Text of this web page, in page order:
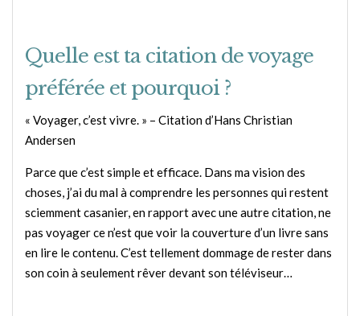
Quelle est ta citation de voyage
préférée et pourquoi ?
« Voyager, c’est vivre. » – Citation d’Hans Christian
Andersen
Parce que c’est simple et efficace. Dans ma vision des
choses, j’ai du mal à comprendre les personnes qui restent
sciemment casanier, en rapport avec une autre citation, ne
pas voyager ce n’est que voir la couverture d’un livre sans
en lire le contenu. C’est tellement dommage de rester dans
son coin à seulement rêver devant son téléviseur…